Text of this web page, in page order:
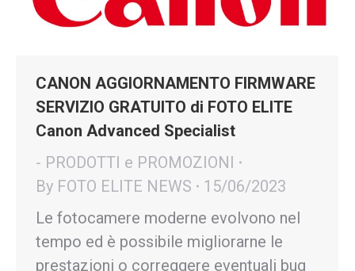
CANON AGGIORNAMENTO FIRMWARE
SERVIZIO GRATUITO di FOTO ELITE
Canon Advanced Specialist
- PRODOTTI e PROMOZIONI
By FOTO ELITE NEWS
15/06/2023
Le fotocamere moderne evolvono nel
tempo ed è possibile migliorarne le
prestazioni o correggere eventuali bug